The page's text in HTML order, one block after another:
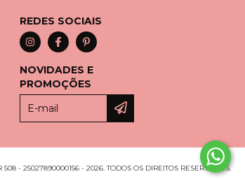
REDES SOCIAIS
NOVIDADES E
PROMOÇÕES
508 - 25027890000156 - 2026. TODOS OS DIREITOS RESERVADOS.